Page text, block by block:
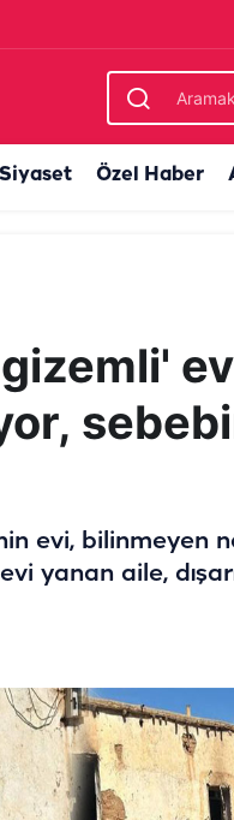
Siyaset Özel Haber
evi, bilinmeyen
evi yanan aile,